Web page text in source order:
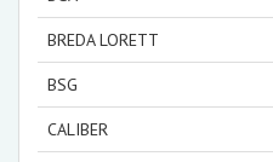
BREDA LORETT
BSG
CALIBER